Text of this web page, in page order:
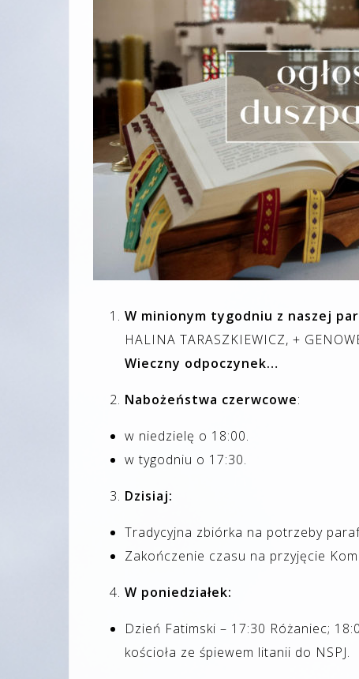
W minionym tygodniu z naszej
HALINA TARASZKIEWICZ, +
Wieczny odpoczynek…
Nabożeństwa czerwcowe:
w niedzielę o 18:00.
w tygodniu o 17:30.
Dzisiaj:
Tradycyjna zbiórka na potrzeby
Zakończenie czasu na przyjęcie
W poniedziałek:
Dzień Fatimski – 17:30 Różaniec;
kościoła ze śpiewem litanii do NSPJ.